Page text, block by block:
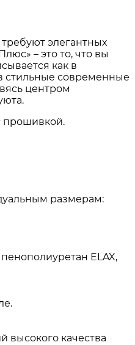
элегантных
– это то, что вы
как в
стильные современные
центром
прошивкой.
размерам:
ELAX,
высокого качества